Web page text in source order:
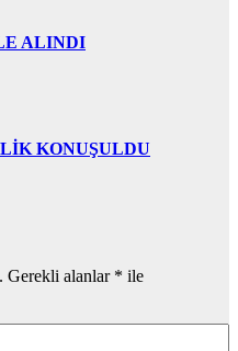
ALINDI
KONUŞULDU
Gerekli alanlar * ile